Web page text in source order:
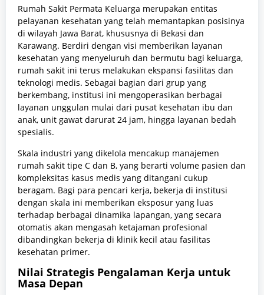
Rumah Sakit Permata Keluarga merupakan entitas
pelayanan kesehatan yang telah memantapkan posisinya
di wilayah Jawa Barat, khususnya di Bekasi dan
Karawang. Berdiri dengan visi memberikan layanan
kesehatan yang menyeluruh dan bermutu bagi keluarga,
rumah sakit ini terus melakukan ekspansi fasilitas dan
teknologi medis. Sebagai bagian dari grup yang
berkembang, institusi ini mengoperasikan berbagai
layanan unggulan mulai dari pusat kesehatan ibu dan
anak, unit gawat darurat 24 jam, hingga layanan bedah
spesialis.
Skala industri yang dikelola mencakup manajemen
rumah sakit tipe C dan B, yang berarti volume pasien dan
kompleksitas kasus medis yang ditangani cukup
beragam. Bagi para pencari kerja, bekerja di institusi
dengan skala ini memberikan eksposur yang luas
terhadap berbagai dinamika lapangan, yang secara
otomatis akan mengasah ketajaman profesional
dibandingkan bekerja di klinik kecil atau fasilitas
kesehatan primer.
Nilai Strategis Pengalaman Kerja untuk
Masa Depan